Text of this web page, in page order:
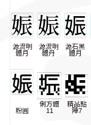
源流明
體月
源流明
體丹
源石黑
體月
粉圓
俐方體
11
精品點
陣7